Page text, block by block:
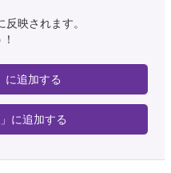
映されます。
に追加する
に追加する